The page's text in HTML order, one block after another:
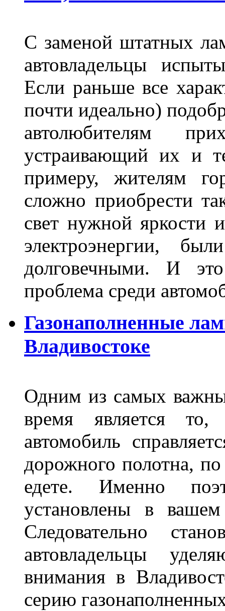
С заменой штатных
автовладельцы
Если раньше все
почти идеально)
автолюбителям
устраивающий их и
примеру, жителям
сложно приобрести
свет нужной яркости
электроэнергии,
долговечными. И
проблема среди
Газонаполненные
Владивостоке
Одним из самых
время является то,
автомобиль
дорожного полотна,
едете. Именно
установлены в
Следовательно
автовладельцы
внимания в
серию